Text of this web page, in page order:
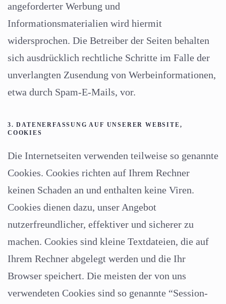
angeforderter Werbung und
Informationsmaterialien wird hiermit
widersprochen. Die Betreiber der Seiten behalten
sich ausdrücklich rechtliche Schritte im Falle der
unverlangten Zusendung von Werbeinformationen,
etwa durch Spam-E-Mails, vor.
3. DATENERFASSUNG AUF UNSERER WEBSITE,
COOKIES
Die Internetseiten verwenden teilweise so genannte
Cookies. Cookies richten auf Ihrem Rechner
keinen Schaden an und enthalten keine Viren.
Cookies dienen dazu, unser Angebot
nutzerfreundlicher, effektiver und sicherer zu
machen. Cookies sind kleine Textdateien, die auf
Ihrem Rechner abgelegt werden und die Ihr
Browser speichert. Die meisten der von uns
verwendeten Cookies sind so genannte “Session-